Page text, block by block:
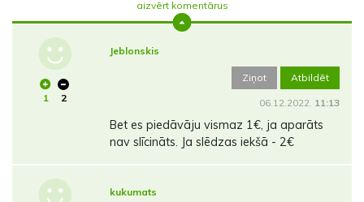
aizvērt komentārus
1 2
Jeblonskis
Ziņot Atbildēt
06.12.2022. 11:13
Bet es piedāvāju vismaz 1€, ja aparāts
nav slīcināts. Ja slēdzas iekšā - 2€
kukumats